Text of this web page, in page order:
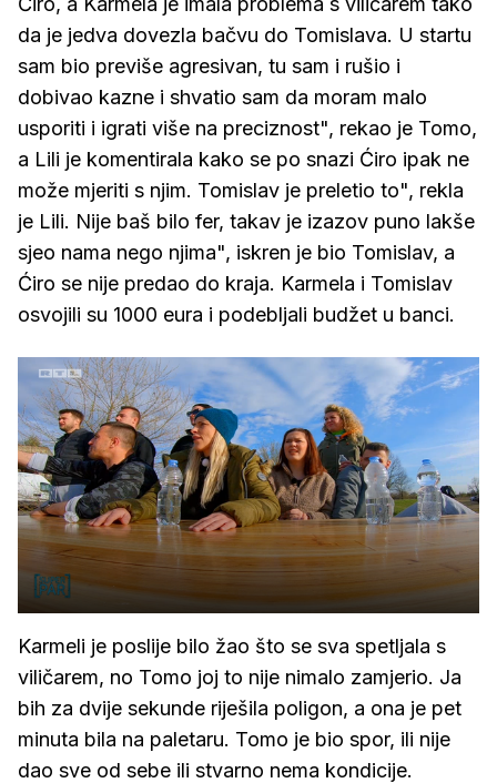
da je jedva dovezla bačvu do Tomislava. U startu
sam bio previše agresivan, tu sam i rušio i
dobivao kazne i shvatio sam da moram malo
usporiti i igrati više na preciznost", rekao je Tomo,
a Lili je komentirala kako se po snazi Ćiro ipak ne
može mjeriti s njim. Tomislav je preletio to", rekla
je Lili. Nije baš bilo fer, takav je izazov puno lakše
sjeo nama nego njima", iskren je bio Tomislav, a
Ćiro se nije predao do kraja. Karmela i Tomislav
osvojili su 1000 eura i podebljali budžet u banci.
Karmeli je poslije bilo žao što se sva spetljala s
viličarem, no Tomo joj to nije nimalo zamjerio. Ja
bih za dvije sekunde riješila poligon, a ona je pet
minuta bila na paletaru. Tomo je bio spor, ili nije
dao sve od sebe ili stvarno nema kondicije.